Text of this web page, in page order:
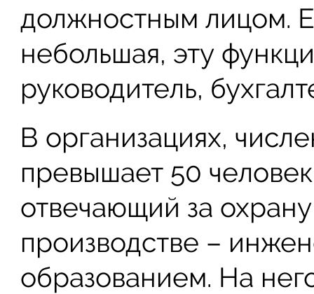
должностным лицом.
небольшая, эту
руководитель,
В организациях,
превышает 50
отвечающий за
производстве –
образованием. На